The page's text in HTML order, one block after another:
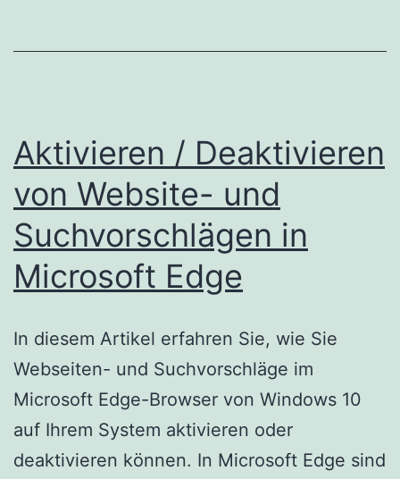
Aktivieren / Deaktivieren
von Website- und
Suchvorschlägen in
Microsoft Edge
In diesem Artikel erfahren Sie, wie Sie
Webseiten- und Suchvorschläge im
Microsoft Edge-Browser von Windows 10
auf Ihrem System aktivieren oder
deaktivieren können. In Microsoft Edge sind